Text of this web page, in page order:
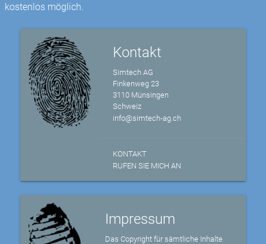
kostenlos möglich.
Kontakt
Simtech AG
Finkenweg 23
3110 Münsingen
Schweiz
info@simtech-ag.ch
KONTAKT
RUFEN SIE MICH AN
Impressum
Das Copyright für sämtliche Inhalte